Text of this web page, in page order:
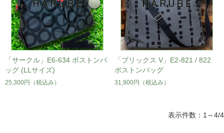
「サークル」E6-634 ボストンバ
ッグ (LLサイズ)
25,300円 （税込み）
「ブリックス V」E2-821 / 822
ボストンバッグ
31,900円 （税込み）
表示件数：1～4/4